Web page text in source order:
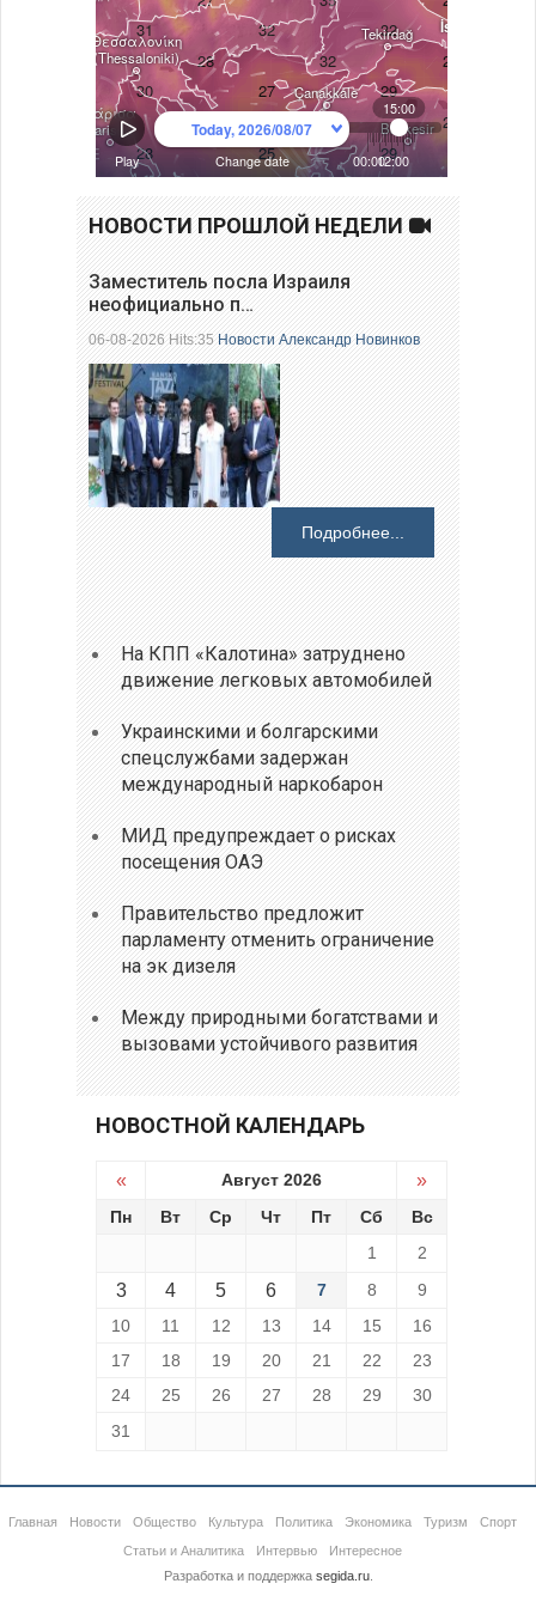
НОВОСТИ ПРОШЛОЙ НЕДЕЛИ
Заместитель посла Израиля
неофициально п…
06-08-2026 Hits:35Новости Александр Новинков
Подробнее...
На КПП «Калотина» затруднено
движение легковых автомобилей
Украинскими и болгарскими
спецслужбами задержан
международный наркобарон
МИД предупреждает о рисках
посещения ОАЭ
Правительство предложит
парламенту отменить ограничение
на эк дизеля
Между природными богатствами и
вызовами устойчивого развития
НОВОСТНОЙ КАЛЕНДАРЬ
« Август 2026 »
Пн Вт Ср Чт Пт Сб
Вс
1
2
3 4 5 6 7 8
9
10
11 12 13 14 15
16
17
18 19 20 21 22
23
24
25 26 27 28 29
30
31
Главная Новости Общество Культура Политика Экономика Туризм
Спорт
Статьи и Аналитика
Интервью
Интересное
Разработка и поддержка segida.ru.